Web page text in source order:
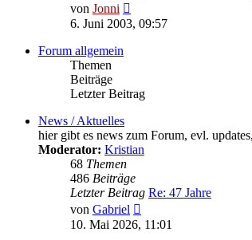
von Jonni
Beitrag
6. Juni 2003, 09:57
Forum allgemein
Themen
Beiträge
Letzter Beitrag
News / Aktuelles
hier gibt es news zum Forum, evl.
Moderator: Kristian
68 Themen
486 Beiträge
Letzter Beitrag Re: 47 Jahre
von Gabriel
Beitrag
10. Mai 2026, 11:01